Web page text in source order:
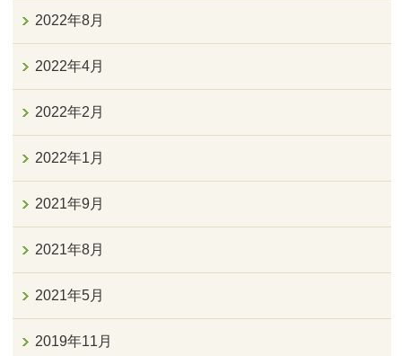
2022年8月
2022年4月
2022年2月
2022年1月
2021年9月
2021年8月
2021年5月
2019年11月